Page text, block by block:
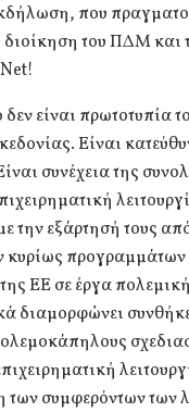
που
διοίκηση του ΠΔΜ και
είναι πρωτοτυπία
Είναι
συνέχεια της
την εξάρτησή τους
προγραμμάτων
ΕΕ σε έργα
διαμορφώνει
των συμφερόντων των